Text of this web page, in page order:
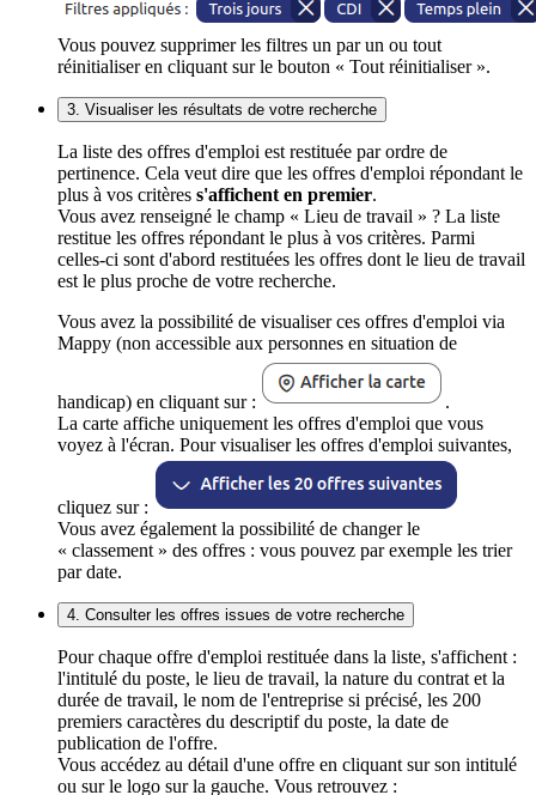
Vous pouvez supprimer les filtres un par un ou tout
réinitialiser en cliquant sur le bouton « Tout réinitialiser ».
3. Visualiser les résultats de votre recherche
La liste des offres d'emploi est restituée par ordre de
pertinence. Cela veut dire que les offres d'emploi répondant le
plus à vos critères s'affichent en premier.
Vous avez renseigné le champ « Lieu de travail » ? La liste
restitue les offres répondant le plus à vos critères. Parmi
celles-ci sont d'abord restituées les offres dont le lieu de travail
est le plus proche de votre recherche.
Vous avez la possibilité de visualiser ces offres d'emploi via
Mappy (non accessible aux personnes en situation de
handicap) en cliquant sur :
.
La carte affiche uniquement les offres d'emploi que vous
voyez à l'écran. Pour visualiser les offres d'emploi suivantes,
cliquez sur :
Vous avez également la possibilité de changer le
« classement » des offres : vous pouvez par exemple les trier
par date.
4. Consulter les offres issues de votre recherche
Pour chaque offre d'emploi restituée dans la liste, s'affichent :
l'intitulé du poste, le lieu de travail, la nature du contrat et la
durée de travail, le nom de l'entreprise si précisé, les 200
premiers caractères du descriptif du poste, la date de
publication de l'offre.
Vous accédez au détail d'une offre en cliquant sur son intitulé
ou sur le logo sur la gauche. Vous retrouvez :